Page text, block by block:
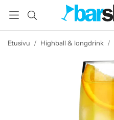
Etusivu / Highball & longdrink /